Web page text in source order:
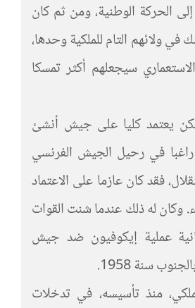
الحركة الوطنية، ومن ثم كان
في ولائهم التام للملكية وحدها،
سيجعلهم أكثر تمسكا
يعتمد كليا على جيش أنشئ
في رحيل الجيش الفرنسي
فقد كان عازما على الاعتماد
وكان له ذلك عندما شنت القوات
عملية إيكوفيون ضد جيش
سنة 1958.
منذ تأسيسه، في تدخلات